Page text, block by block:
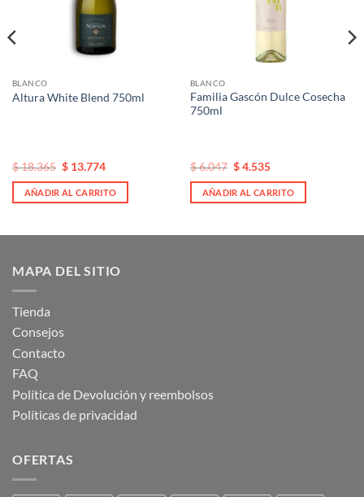
BLANCO
Altura White Blend 750ml
El
precio
original
era:
$18.365 El
actual
es:
$13.774
AÑADIR AL CARRITO
BLANCO
Familia Gascón Dulce Cosecha
750ml
El
precio
original
era:
$6.047 El
actual
es:
$4.535
AÑADIR AL CARRITO
MAPA DEL SITIO
Tienda
Consejos
Contacto
FAQ
Política de Devolución y reembolsos
Políticas de privacidad
OFERTAS